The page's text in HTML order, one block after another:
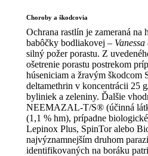
Choroby a škodcovia
Ochrana rastlín je zameraná na
babôčky bodliakovej –
silný požer porastu. Z
ošetrenie porastu postrekom
húseniciam a žravým škodcom
deltamethrin v koncentrácii 25
byliniek a zeleniny. Ďalšie
NEEMAZAL-T/S® (účinná
(1,1 % hm), prípadne
Lepinox Plus, SpinTor alebo
najvýznamnejším druhom
identifikovaných na boráku